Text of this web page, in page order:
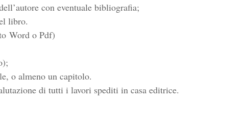
con eventuale bibliografia;
libro.
Word o Pdf)
o almeno un capitolo.
di tutti i lavori spediti in casa editrice.